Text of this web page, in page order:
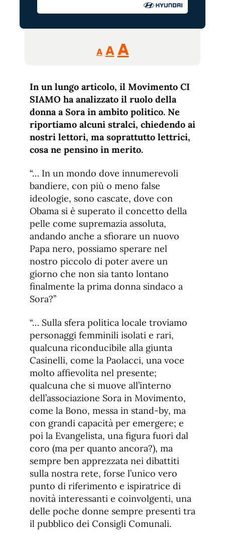
A
Reducir
tamaño
A Restablecer
de
fuente
AAumentar
de
fuente.
In un lungo articolo, il Movimento CI
SIAMO ha analizzato il ruolo della
donna a Sora in ambito politico. Ne
riportiamo alcuni stralci, chiedendo ai
nostri lettori, ma soprattutto lettrici,
cosa ne pensino in merito.
“… In un mondo dove innumerevoli
bandiere, con più o meno false
ideologie, sono cascate, dove con
Obama si è superato il concetto della
pelle come supremazia assoluta,
andando anche a sfiorare un nuovo
Papa nero, possiamo sperare nel
nostro piccolo di poter avere un
giorno che non sia tanto lontano
finalmente la prima donna sindaco a
Sora?”
“… Sulla sfera politica locale troviamo
personaggi femminili isolati e rari,
qualcuna riconducibile alla giunta
Casinelli, come la Paolacci, una voce
molto affievolita nel presente;
qualcuna che si muove all’interno
dell’associazione Sora in Movimento,
come la Bono, messa in stand-by, ma
con grandi capacità per emergere; e
poi la Evangelista, una figura fuori dal
coro (ma per quanto ancora?), ma
sempre ben apprezzata nei dibattiti
sulla nostra rete, forse l’unico vero
punto di riferimento e ispiratrice di
novità interessanti e coinvolgenti, una
delle poche donne sempre presenti tra
il pubblico dei Consigli Comunali.